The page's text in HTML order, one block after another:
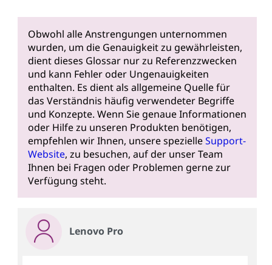
Obwohl alle Anstrengungen unternommen
wurden, um die Genauigkeit zu gewährleisten,
dient dieses Glossar nur zu Referenzzwecken
und kann Fehler oder Ungenauigkeiten
enthalten. Es dient als allgemeine Quelle für
das Verständnis häufig verwendeter Begriffe
und Konzepte. Wenn Sie genaue Informationen
oder Hilfe zu unseren Produkten benötigen,
empfehlen wir Ihnen, unsere spezielleSupport-
Website, zu besuchen, auf der unser Team
Ihnen bei Fragen oder Problemen gerne zur
Verfügung steht.
Lenovo Pro